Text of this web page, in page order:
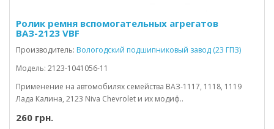
Ролик ремня вспомогательных агрегатов
ВАЗ-2123 VBF
Производитель: Вологодский подшипниковый завод (23 ГПЗ)
Модель: 2123-1041056-11
Применение на автомобилях семейства ВАЗ-1117, 1118, 1119
Лада Калина, 2123 Niva Chevrolet и их модиф..
260 грн.